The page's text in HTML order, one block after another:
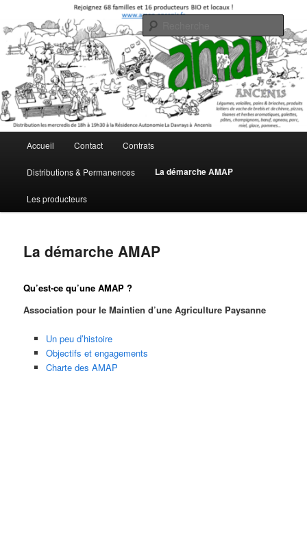
contenu
principalAMAP Ancenis
Association pour le Maintien de l'Agriculture Paysanne
principal
Accueil Contact Contrats
Distributions & Permanences La démarche AMAP
Les producteurs
La démarche AMAP
Qu’est-ce qu’une AMAP ?
Association pour le Maintien d’une Agriculture Paysanne
Un peu d’histoire
Objectifs et engagements
Charte des AMAP